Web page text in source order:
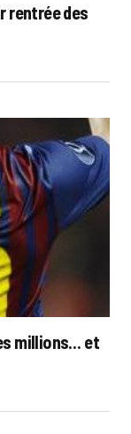
rentrée des
millions… et